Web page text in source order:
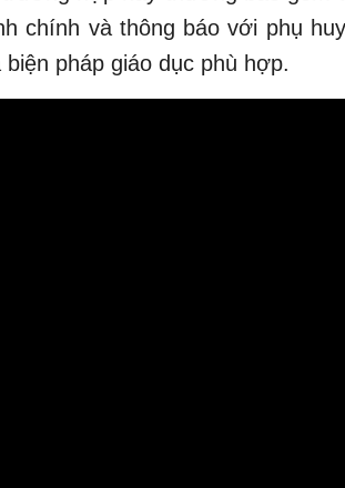
chính và thông báo với phụ
pháp giáo dục phù hợp.